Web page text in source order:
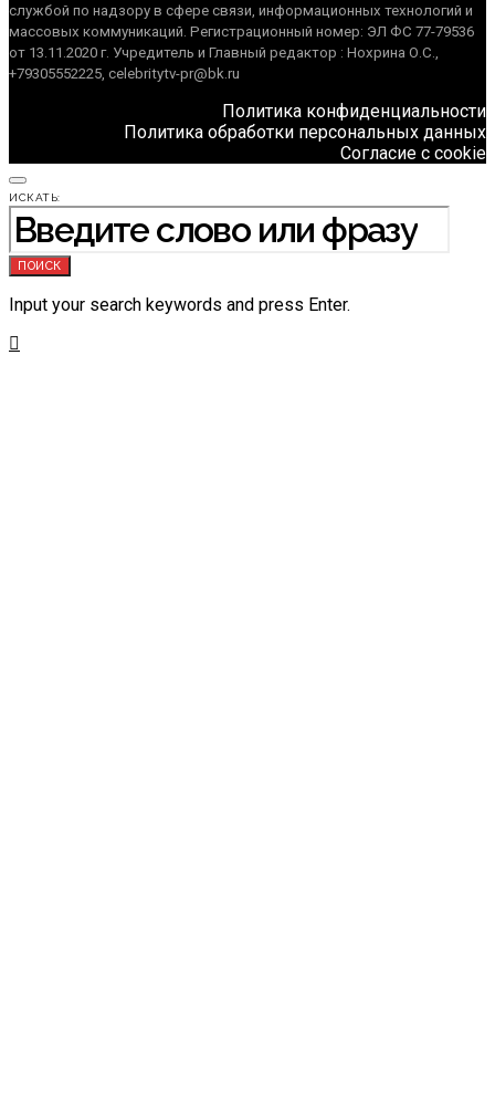
службой по надзору в сфере связи, информационных технологий и
массовых коммуникаций. Регистрационный номер: ЭЛ ФС 77-79536
от 13.11.2020 г. Учредитель и Главный редактор : Нохрина О.С.,
+79305552225, celebritytv-pr@bk.ru
Политика конфиденциальности
Политика обработки персональных данных
Согласие с cookie
ИСКАТЬ:
ПОИСК
Input your search keywords and press Enter.